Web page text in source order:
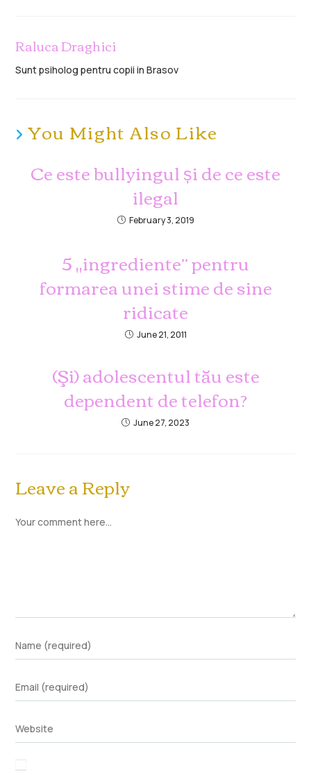
Raluca Draghici
Sunt psiholog pentru copii in Brasov
You Might Also Like
Ce este bullyingul și de ce este
ilegal
February 3, 2019
5 „ingrediente” pentru
formarea unei stime de sine
ridicate
June 21, 2011
(Şi) adolescentul tău este
dependent de telefon?
June 27, 2023
Leave a Reply